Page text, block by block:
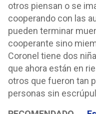
otros piensan o se
cooperando con las
pueden terminar
cooperante sino
Coronel tiene dos
que ahora están en
otros que fueron tan
personas sin